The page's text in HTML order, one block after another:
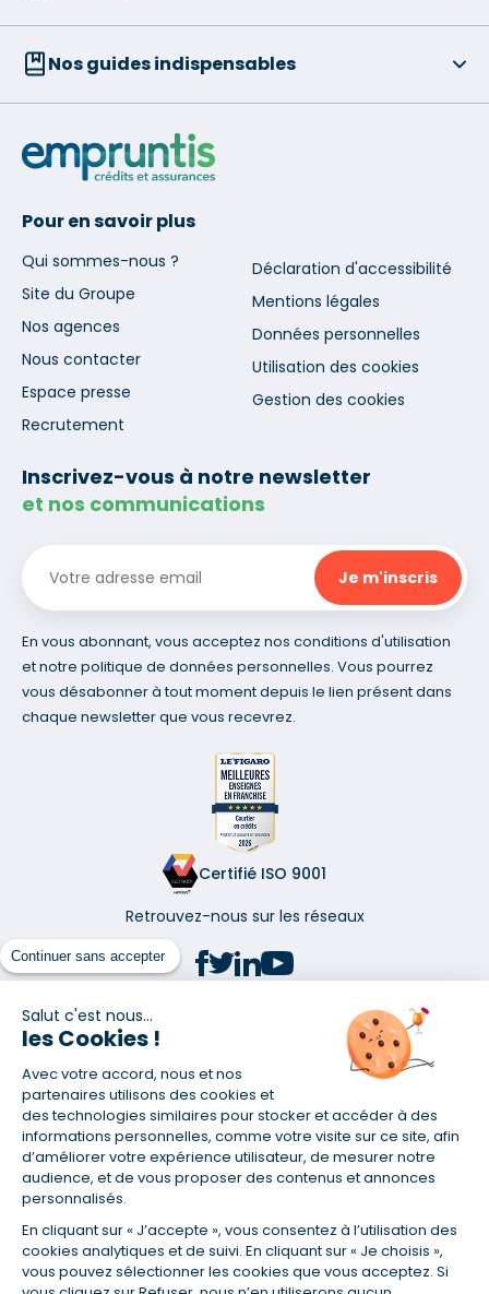
Continuer sans accepter
Salut c'est nous...
les Cookies !
Avec votre accord, nous et nos
partenaires utilisons des cookies et
des technologies similaires pour stocker et accéder à des
informations personnelles, comme votre visite sur ce site, afin
d’améliorer votre expérience utilisateur, de mesurer notre
audience, et de vous proposer des contenus et annonces
personnalisés.
En cliquant sur « J’accepte », vous consentez à l’utilisation des
cookies analytiques et de suivi. En cliquant sur « Je choisis »,
vous pouvez sélectionner les cookies que vous acceptez. Si
Nos guides indispensables
Pour en savoir plus
Qui sommes-nous ?
Site du Groupe
Nos agences
Nous contacter
Espace presse
Recrutement
Déclaration d'accessibilité
Mentions légales
Données personnelles
Utilisation des cookies
Gestion des cookies
Inscrivez-vous à notre newsletter
et nos communications
En vous abonnant, vous acceptez nos conditions d'utilisation
et notre politique de données personnelles. Vous pourrez
vous désabonner à tout moment depuis le lien présent dans
chaque newsletter que vous recevrez.
Certifié ISO 9001
Retrouvez-nous sur les réseaux
(1) Taux fixe national hors assurance et selon votre profil
(2) Économie de 65 % pour l'assurance d'un prêt amortissable de 330
457,23 € à 0,90 % sur 19,5 ans, accordé à un salarié non cadre assuré à
100 % (décès, PTIA, IPP, ITT, IPP) âgé de 36 ans fumeur et une personne
salariée non cadre assurée à 100 % (décès, PTIA, IPP, ITT, IPP) âgée de 35
ans et non-fumeur, tous deux sans risque médical connu. Au
14/07/2019, coût de l'assurance proposée par la banque 179,08 €/mois
en moyenne contre 64,60 €/mois en moyenne au 14/07/2022 avec
Empruntis.com (TAEA : 0,44 %, coût total de l'assurance : 15 117,65 €).
(3) Taux minimum pour un crédit consommation d'un montant fixé entre
5 000 et 20 000 euros, selon profil et durée.
(4) La diminution du montant des mensualités entraîne l'allongement